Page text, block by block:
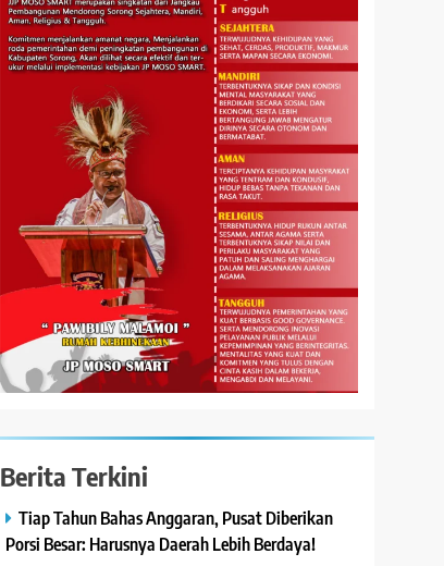
Berita Terkini
Tiap Tahun Bahas Anggaran, Pusat Diberikan
Porsi Besar: Harusnya Daerah Lebih Berdaya!